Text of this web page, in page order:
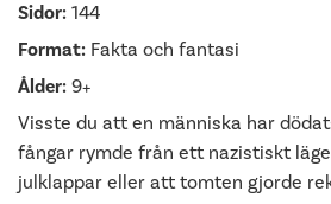
Sidor: 144
Format: Fakta och fantasi
Ålder: 9+
Visste du att en människa har
fångar rymde från ett nazistiskt
julklappar eller att tomten gjorde